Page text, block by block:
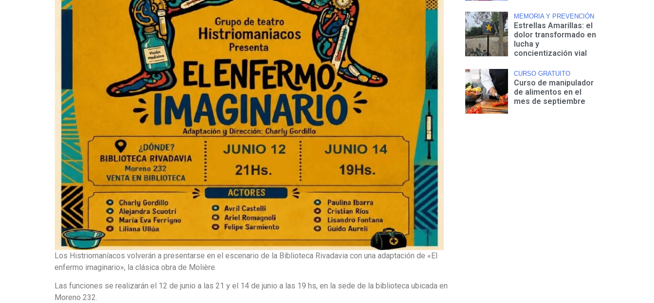
Los Histriomaníacos volverán a presentarse en el escenario de la Biblioteca Rivadavia con una adaptación de «El
enfermo imaginario», la clásica obra de Molière.
Las funciones se realizarán el 12 de junio a las 21 y el 14 de junio a las 19 hs, en la sede de la biblioteca ubicada en
Moreno 232.
MEMORIA Y PREVENCIÓN
Estrellas Amarillas: el
dolor transformado en
lucha y
concientización vial
CURSO GRATUITO
Curso de manipulador
de alimentos en el
mes de septiembre